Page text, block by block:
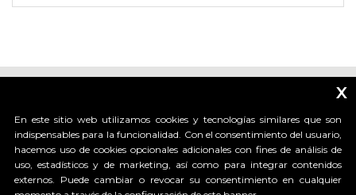
_____________________________
x
En este sitio web utilizamos cookies y tecnologías similares que son
indispensables para la funcionalidad. Con el consentimiento del usuario,
hacemos uso de cookies opcionales adicionales con fines de análisis de
uso, estadísticos y de marketing, así como para integrar contenidos
externos. Puede cambiar o revocar su consentimiento en cualquier